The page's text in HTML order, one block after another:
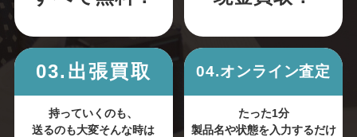
03.出張買取
持っていくのも、
送るのも大変そんな時は
04.オンライン査定
たった1分
製品名や状態を入力するだけ